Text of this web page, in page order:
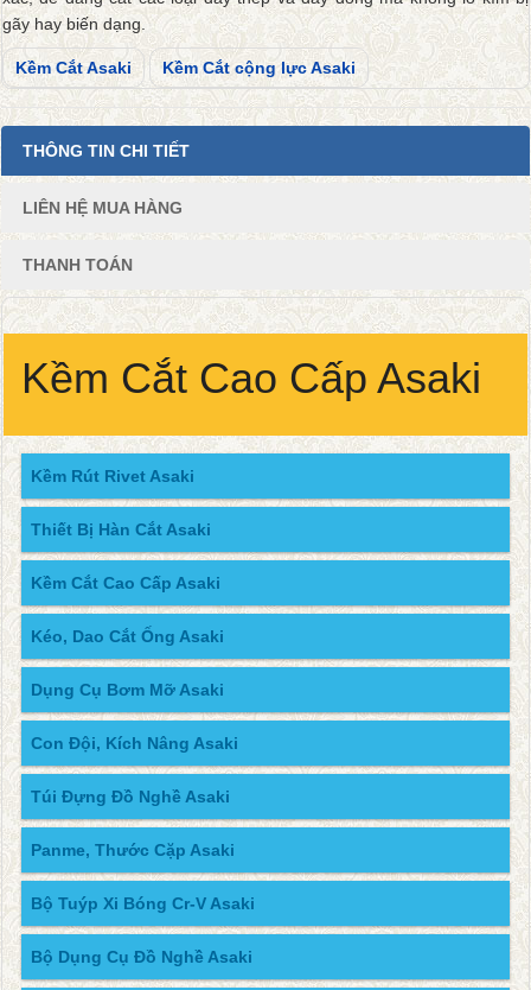
gãy hay biến dạng.
Kềm Cắt Asaki Kềm Cắt cộng lực Asaki
THÔNG TIN CHI TIẾT
LIÊN HỆ MUA HÀNG
THANH TOÁN
Kềm Cắt Cao Cấp Asaki
Kềm Rút Rivet Asaki
Thiết Bị Hàn Cắt Asaki
Kềm Cắt Cao Cấp Asaki
Kéo, Dao Cắt Ống Asaki
Dụng Cụ Bơm Mỡ Asaki
Con Đội, Kích Nâng Asaki
Túi Đựng Đồ Nghề Asaki
Panme, Thước Cặp Asaki
Bộ Tuýp Xi Bóng Cr-V Asaki
Bộ Dụng Cụ Đồ Nghề Asaki